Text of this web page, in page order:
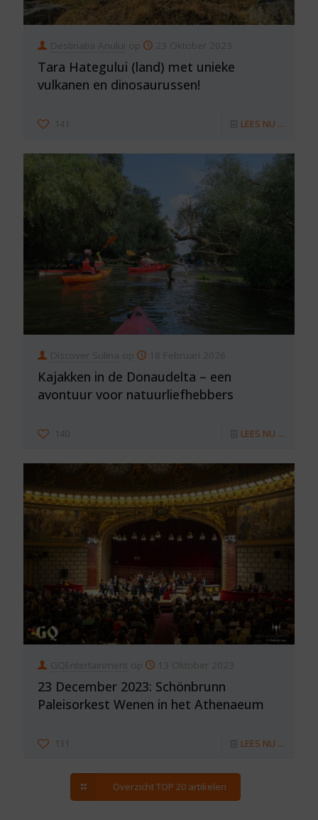
Destinatia Anului op 23 Oktober 2023
Tara Hategului (land) met unieke
vulkanen en dinosaurussen!
141 LEES NU ...
Discover Sulina op 18 Februari 2026
Kajakken in de Donaudelta – een
avontuur voor natuurliefhebbers
140 LEES NU ...
GQEntertainment op 13 Oktober 2023
23 December 2023: Schönbrunn
Paleisorkest Wenen in het Athenaeum
131 LEES NU ...
Overzicht TOP 20 artikelen